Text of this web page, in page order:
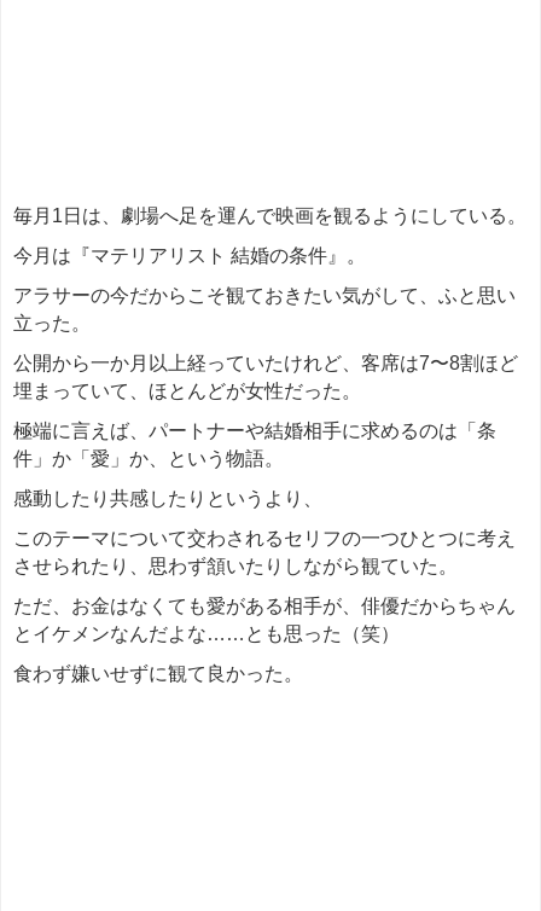
毎月1日は、劇場へ足を運んで映画を観るようにしている。
今月は『マテリアリスト 結婚の条件』。
アラサーの今だからこそ観ておきたい気がして、ふと思い
立った。
公開から一か月以上経っていたけれど、客席は7〜8割ほど
埋まっていて、ほとんどが女性だった。
極端に言えば、パートナーや結婚相手に求めるのは「条
件」か「愛」か、という物語。
感動したり共感したりというより、
このテーマについて交わされるセリフの一つひとつに考え
させられたり、思わず頷いたりしながら観ていた。
ただ、お金はなくても愛がある相手が、俳優だからちゃん
とイケメンなんだよな……とも思った（笑）
食わず嫌いせずに観て良かった。